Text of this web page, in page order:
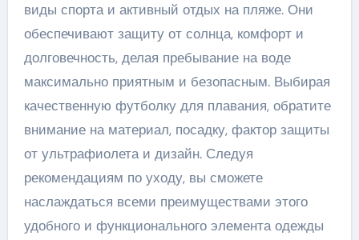
виды спорта и активный отдых на пляже. Они
обеспечивают защиту от солнца, комфорт и
долговечность, делая пребывание на воде
максимально приятным и безопасным. Выбирая
качественную футболку для плавания, обратите
внимание на материал, посадку, фактор защиты
от ультрафиолета и дизайн. Следуя
рекомендациям по уходу, вы сможете
наслаждаться всеми преимуществами этого
удобного и функционального элемента одежды